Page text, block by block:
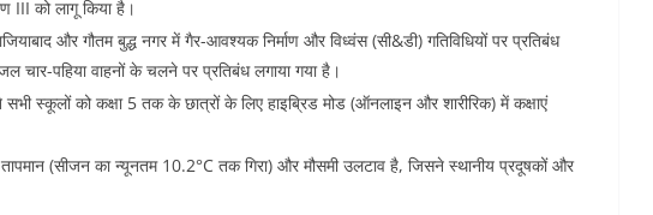
III को लागू किया है।
और गौतम बुद्ध नगर में गैर-आवश्यक निर्माण और विध्वंस (सी&डी) गतिविधियों पर प्रतिबंध
चार-पहिया वाहनों के चलने पर प्रतिबंध लगाया गया है।
स्कूलों को कक्षा 5 तक के छात्रों के लिए हाइब्रिड मोड (ऑनलाइन और शारीरिक) में कक्षाएं
(सीजन का न्यूनतम 10.2°C तक गिरा) और मौसमी उलटाव है, जिसने स्थानीय प्रदूषकों और